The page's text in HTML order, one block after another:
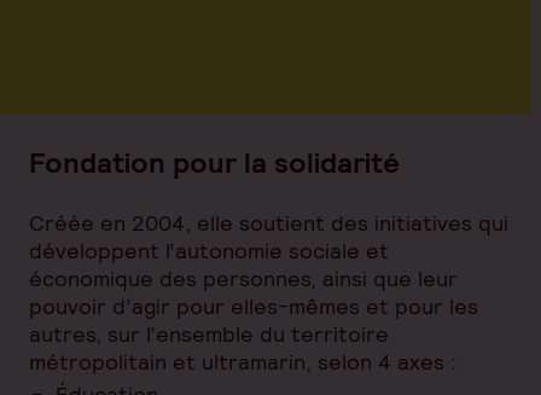
Fondation pour la solidarité
Créée en 2004, elle soutient des initiatives qui
développent l’autonomie sociale et
économique des personnes, ainsi que leur
pouvoir d’agir pour elles-mêmes et pour les
autres, sur l’ensemble du territoire
métropolitain et ultramarin, selon 4 axes :